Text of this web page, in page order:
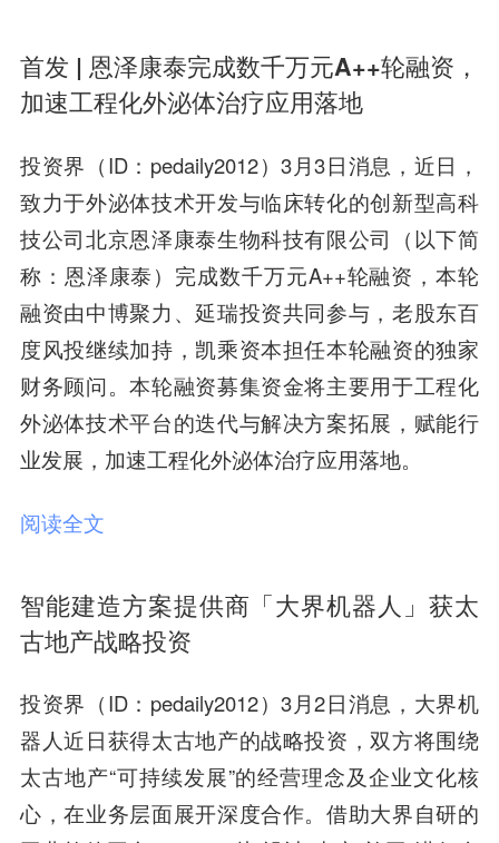
首发 | 恩泽康泰完成数千万元A++轮融资，
加速工程化外泌体治疗应用落地
投资界（ID：pedaily2012）3月3日消息，近日，
致力于外泌体技术开发与临床转化的创新型高科
技公司北京恩泽康泰生物科技有限公司（以下简
称：恩泽康泰）完成数千万元A++轮融资，本轮
融资由中博聚力、延瑞投资共同参与，老股东百
度风投继续加持，凯乘资本担任本轮融资的独家
财务顾问。本轮融资募集资金将主要用于工程化
外泌体技术平台的迭代与解决方案拓展，赋能行
业发展，加速工程化外泌体治疗应用落地。
阅读全文
智能建造方案提供商「大界机器人」获太
古地产战略投资
投资界（ID：pedaily2012）3月2日消息，大界机
器人近日获得太古地产的战略投资 ，双方将围绕
太古地产“可持续发展”的经营理念及企业文化核
心，在业务层面展开深度合作。借助大界自研的